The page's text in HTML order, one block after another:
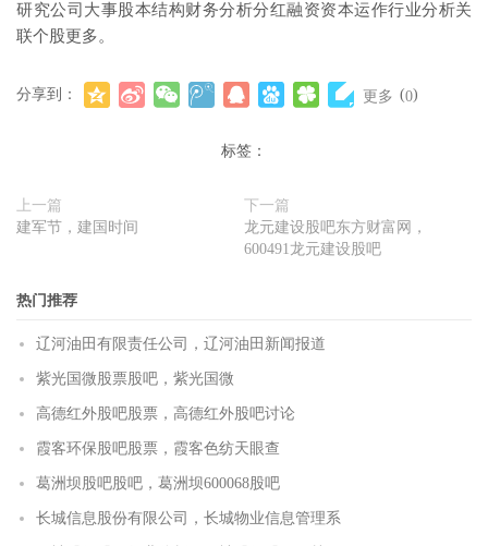
研究公司大事股本结构财务分析分红融资资本运作行业分析关
联个股更多。
分享到： 更多 (0)
标签：
上一篇
建军节，建国时间
下一篇
龙元建设股吧东方财富网，
600491龙元建设股吧
热门推荐
辽河油田有限责任公司，辽河油田新闻报道
紫光国微股票股吧，紫光国微
高德红外股吧股票，高德红外股吧讨论
霞客环保股吧股票，霞客色纺天眼查
葛洲坝股吧股吧，葛洲坝600068股吧
长城信息股份有限公司，长城物业信息管理系